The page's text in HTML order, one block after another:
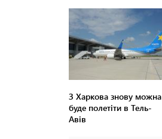
З Харкова знову можна
буде полетіти в Тель-
Авів